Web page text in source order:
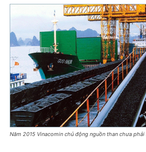
Năm 2015 Vinacomin chủ động nguồn than chưa phải